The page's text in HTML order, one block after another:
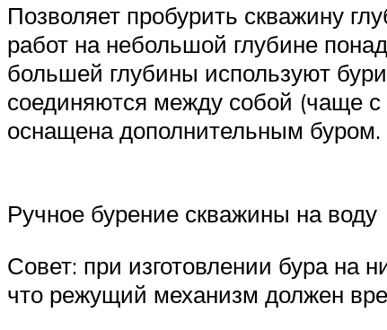
Позволяет пробурить скважину
работ на небольшой глубине
большей глубины используют
соединяются между собой (чаще
оснащена дополнительным буром.
Ручное бурение скважины на воду
Совет: при изготовлении бура на
что режущий механизм должен